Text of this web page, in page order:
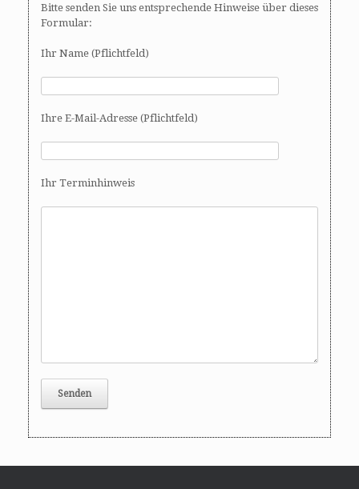
Bitte senden Sie uns entsprechende Hinweise über dieses
Formular:
Ihr Name (Pflichtfeld)
Ihre E-Mail-Adresse (Pflichtfeld)
Ihr Terminhinweis